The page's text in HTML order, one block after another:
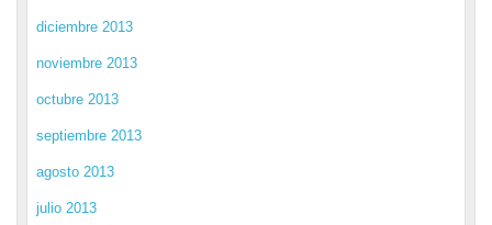
diciembre 2013
noviembre 2013
octubre 2013
septiembre 2013
agosto 2013
julio 2013